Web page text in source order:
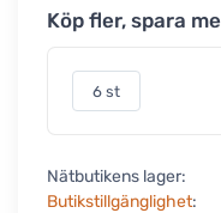
Köp fler, spara
6 st
Nätbutikens lager:
Butikstillgänglighet: